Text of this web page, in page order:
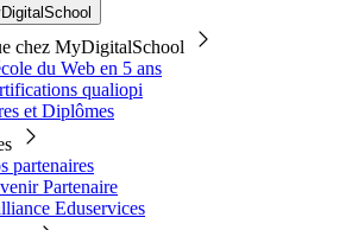
chez MyDigitalSchool
du Web en 5 ans
qualiopi
et Diplômes
partenaires
Partenaire
Eduservices